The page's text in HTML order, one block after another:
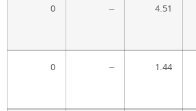
4.51
–
0
1.44
–
0